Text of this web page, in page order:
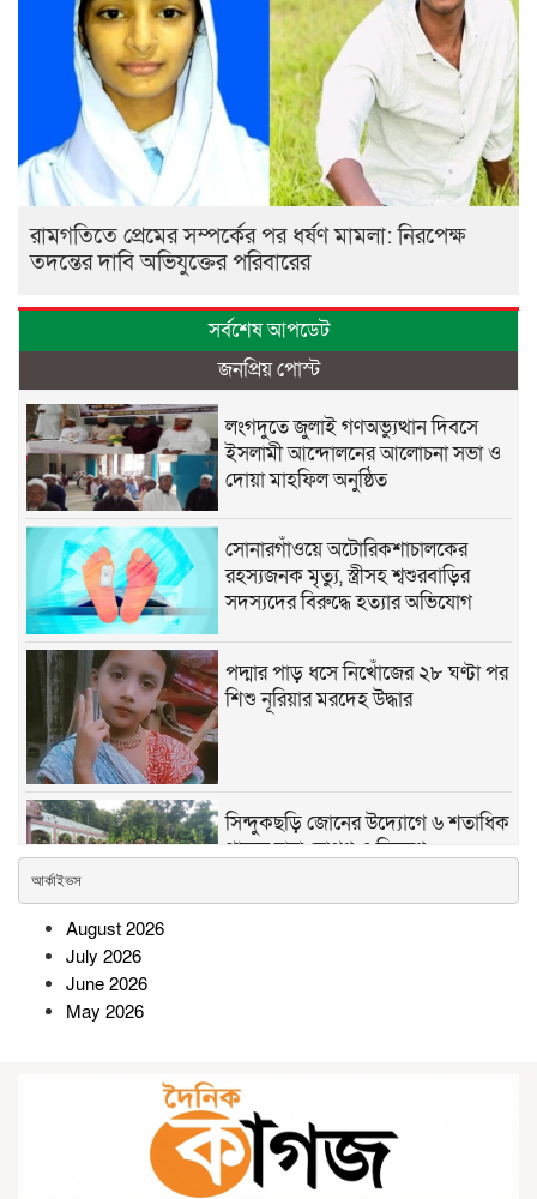
রামগতিতে প্রেমের সম্পর্কের পর ধর্ষণ মামলা: নিরপেক্ষ
তদন্তের দাবি অভিযুক্তের পরিবারের
সর্বশেষ আপডেট
জনপ্রিয় পোস্ট
লংগদুতে জুলাই গণঅভ্যুত্থান দিবসে
ইসলামী আন্দোলনের আলোচনা সভা ও
দোয়া মাহফিল অনুষ্ঠিত
সোনারগাঁওয়ে অটোরিকশাচালকের
রহস্যজনক মৃত্যু, স্ত্রীসহ শ্বশুরবাড়ির
সদস্যদের বিরুদ্ধে হত্যার অভিযোগ
পদ্মার পাড় ধসে নিখোঁজের ২৮ ঘণ্টা পর
শিশু নূরিয়ার মরদেহ উদ্ধার
সিন্দুকছড়ি জোনের উদ্যোগে ৬ শতাধিক
গাছের চারা রোপণ ও বিতরণ
মামলা: নিরপেক্ষ তদন্তের দাবি
অভিযুক্তের পরিবারের
সোনারগাঁওয়ে বিশ্ব মাতৃদুগ্ধ সপ্তাহ
আর্কাইভস
August 2026
July 2026
June 2026
May 2026